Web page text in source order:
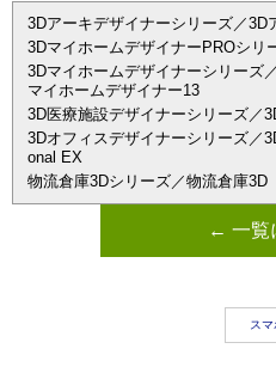
3Dアーキデザイナーシリーズ／3D
3DマイホームデザイナーPROシリ
3Dマイホームデザイナーシリーズ
マイホームデザイナー13
3D医療施設デザイナーシリーズ／
3Dオフィスデザイナーシリーズ／
onal EX
物流倉庫3Dシリーズ／物流倉庫3D
← 一覧
スマ